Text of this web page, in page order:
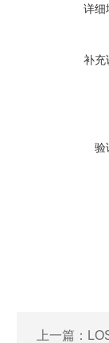
详细
补充
验
上一篇：